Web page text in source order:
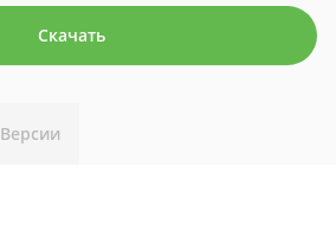
Скачать
Версии